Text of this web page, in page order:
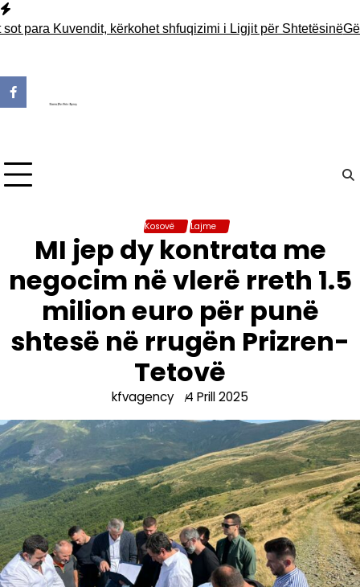
Skip
to
Kuvendit, kërkohet shfuqizimi i Ligjit për Shtetësinë
Kosovë Lajme
MI jep dy kontrata me
negocim në vlerë rreth 1.5
milion euro për punë
shtesë në rrugën Prizren-
Tetovë
kfvagency 4 Prill 2025